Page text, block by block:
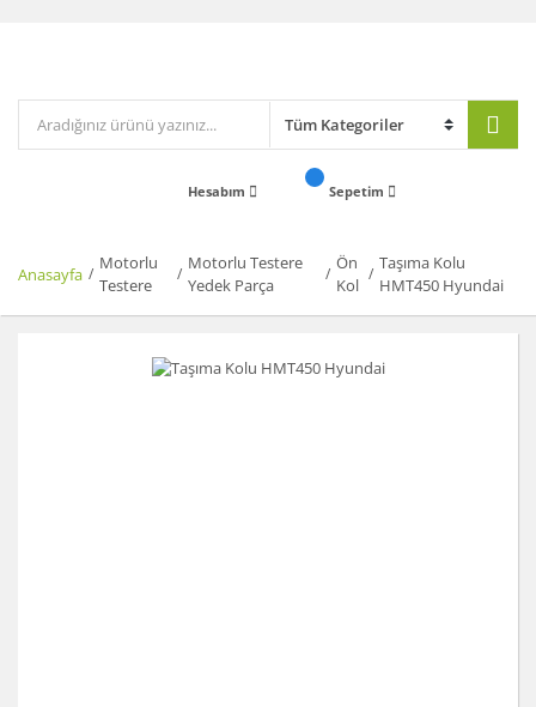
Hesabım Sepetim
Anasayfa
Motorlu
Testere
Motorlu Testere
Yedek Parça
Ön
Kol
Taşıma Kolu
HMT450 Hyundai